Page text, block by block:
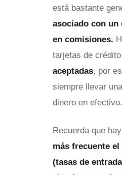
está bastante
asociado con un
en comisiones.
tarjetas de
aceptadas, por
siempre llevar
dinero en efectivo.
Recuerda que
más frecuente
(tasas de